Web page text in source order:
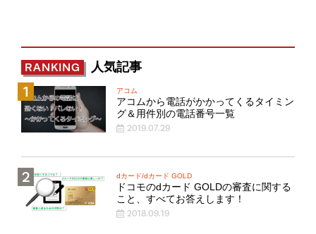
RANKING 人気記事
アコム
アコムから電話がかかってくるタイミン
グ＆用件別の電話番号一覧
2019.07.29
dカード/dカード GOLD
ドコモのdカード GOLDの審査に関する
こと、すべてお答えします！
2018.09.19